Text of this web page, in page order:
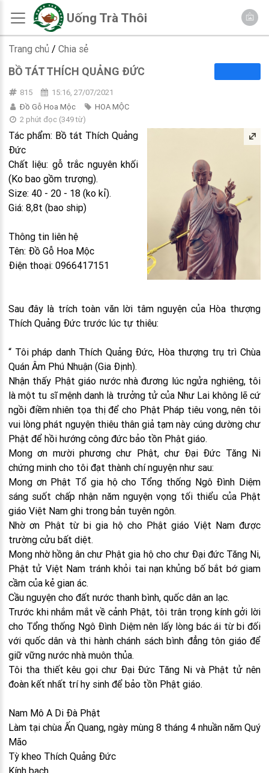
Uống Trà Thôi
Trang chủ / Chia sẻ
BỒ TÁT THÍCH QUẢNG ĐỨC
815
15:16, 27/07/2021
Đồ Gỗ Hoa Mộc
HOA MỘC
2 phút đọc(349từ)
Tác phẩm: Bồ tát Thích Quảng
Đức
Chất liệu: gỗ trắc nguyên khối
(Ko bao gồm trượng).
Size: 40 - 20 - 18 (ko kỉ).
Giá: 8,8t (bao ship)
Thông tin liên hệ
Tên: Đồ Gỗ Hoa Mộc
Điện thoại: 0966417151
Sau đây là trích toàn văn lời tâm nguyện của Hòa thượng
Thích Quảng Đức trước lúc tự thiêu:
“ Tôi pháp danh Thích Quảng Đức, Hòa thượng trụ trì Chùa
Quán Âm Phú Nhuận (Gia Định).
Nhận thấy Phật giáo nước nhà đương lúc ngửa nghiêng, tôi
là một tu sĩ mệnh danh là trưởng tử của Như Lai không lẽ cứ
ngồi điềm nhiên tọa thị để cho Phật Pháp tiêu vong, nên tôi
vui lòng phát nguyện thiêu thân giả tạm này cúng dường chư
Phật để hồi hướng công đức bảo tồn Phật giáo.
Mong ơn mười phương chư Phật, chư Đại Đức Tăng Ni
chứng minh cho tôi đạt thành chí nguyện như sau:
Mong ơn Phật Tổ gia hộ cho Tổng thống Ngô Đình Diệm
sáng suốt chấp nhận năm nguyện vọng tối thiểu của Phật
giáo Việt Nam ghi trong bản tuyên ngôn.
Nhờ ơn Phật từ bi gia hộ cho Phật giáo Việt Nam được
trường cửu bất diệt.
Mong nhờ hồng ân chư Phật gia hộ cho chư Đại đức Tăng Ni,
Phật tử Việt Nam tránh khỏi tai nạn khủng bố bắt bớ giam
cầm của kẻ gian ác.
Cầu nguyện cho đất nước thanh bình, quốc dân an lạc.
Trước khi nhắm mắt về cảnh Phật, tôi trân trọng kính gởi lời
cho Tổng thống Ngô Đình Diệm nên lấy lòng bác ái từ bi đối
với quốc dân và thi hành chánh sách bình đẳng tôn giáo để
giữ vững nước nhà muôn thủa.
Tôi tha thiết kêu gọi chư Đại Đức Tăng Ni và Phật tử nên
đoàn kết nhất trí hy sinh để bảo tồn Phật giáo.
Nam Mô A Di Đà Phật
Làm tại chùa Ấn Quang, ngày mùng 8 tháng 4 nhuần năm Quý
Mão
Tỳ kheo Thích Quảng Đức
Kính bạch